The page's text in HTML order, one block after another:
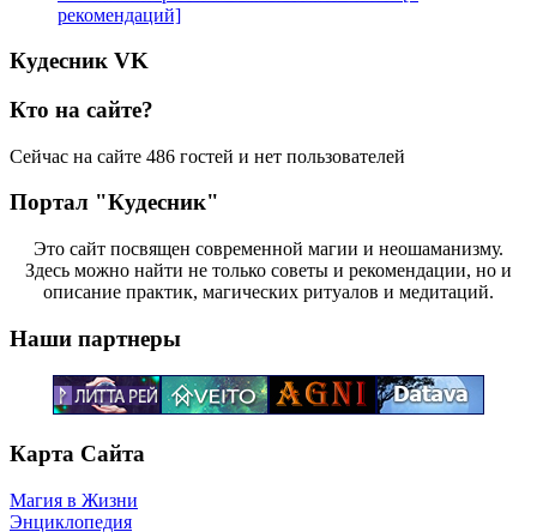
рекомендаций]
Кудесник VK
Кто на сайте?
Сейчас на сайте 486 гостей и нет пользователей
Портал "Кудесник"
Это сайт посвящен современной магии и неошаманизму.
Здесь можно найти не только советы и рекомендации, но и
описание практик, магических ритуалов и медитаций.
Наши партнеры
Карта Сайта
Магия в Жизни
Энциклопедия